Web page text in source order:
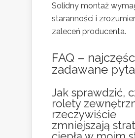
Solidny montaż
staranności i
zaleceń producenta.
FAQ –
zadawane
Jak sprawdzić,
rolety
rzeczywiście
zmniejszają